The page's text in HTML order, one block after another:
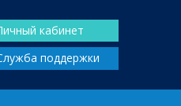
кабинет
поддержки